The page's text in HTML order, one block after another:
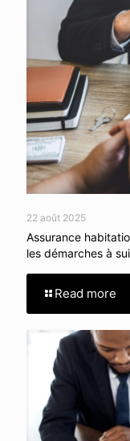
22 août 2025
Assurance
les démarches à
Read more